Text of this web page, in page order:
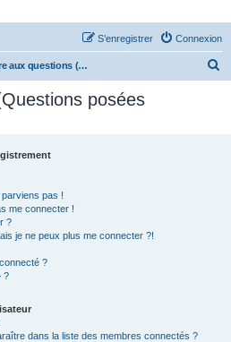
-
Connexion
S’enregistrer
Foire aux questions (Questions posées fréquemment)
posées
parviens pas !
me connecter !
?
je ne peux plus me connecter ?!
?
?
dans la liste des membres connectés ?